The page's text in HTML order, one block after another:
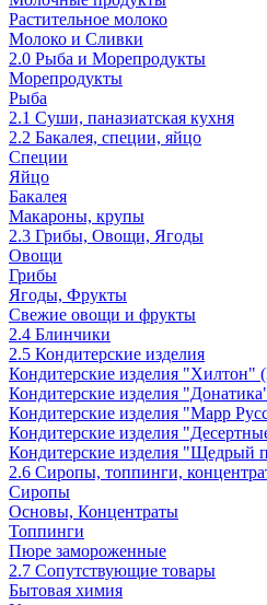
Растительное молоко
Молоко и Сливки
2.0 Рыба и Морепродукты
Морепродукты
Рыба
2.1 Суши, паназиатская кухня
2.2 Бакалея, специи, яйцо
Специи
Яйцо
Бакалея
Макароны, крупы
2.3 Грибы, Овощи, Ягоды
Овощи
Грибы
Ягоды, Фрукты
Свежие овощи и фрукты
2.4 Блинчики
2.5 Кондитерские изделия
Кондитерские изделия "Хилтон"
Кондитерские изделия
Кондитерские изделия "Марр
Кондитерские изделия
Кондитерские изделия "Щедрый
2.6 Сиропы, топпинги,
Сиропы
Основы, Концентраты
Топпинги
Пюре замороженные
2.7 Сопутствующие товары
Бытовая химия